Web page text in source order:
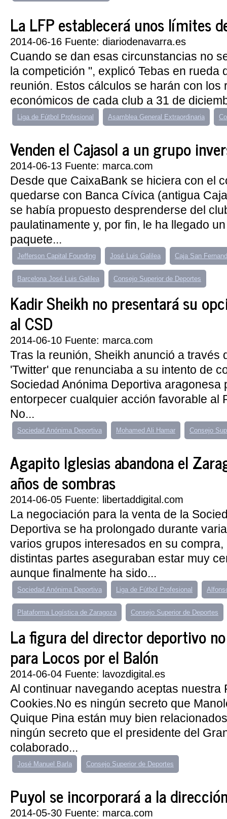
La LFP establecerá unos límites
2014-06-16 Fuente: diariodenavarra.es
Cuando se dan esas circunstancias no
la competición ", explicó Tebas en rueda
reunión. Estos cálculos se harán con los
económicos de cada club a 31 de
Liga de Fútbol Profesional Asamblea General Extraordinaria
Venden el Cajasol a un grupo
2014-06-13 Fuente: marca.com
Desde que CaixaBank se hiciera con el
quedarse con Banca Cívica (antigua
se había propuesto desprenderse del
paulatinamente y, por fin, le ha llegado
paquete...
Jefferson Capital Founding José Luis Galilea Caja San
Barcelona José Luis Galilea Consejo Superior de Deportes
Kadir Sheikh no presentará su
al CSD
2014-06-10 Fuente: marca.com
Tras la reunión, Sheikh anunció a través
'Twitter' que renunciaba a su intento de
Sociedad Anónima Deportiva aragonesa
entorpecer cualquier acción favorable al
No...
Sociedad Anónima Deportiva Mohamed Ali Hamar Consejo
Agapito Iglesias abandona el
años de sombras
2014-06-05 Fuente: libertaddigital.com
La negociación para la venta de la
Deportiva se ha prolongado durante
varios grupos interesados en su
distintas partes aseguraban estar muy
aunque finalmente ha sido...
Sociedad Anónima Deportiva Liga de Fútbol Profesional
Plataforma Logística de Zaragoza Consejo Superior de Deportes
La figura del director deportivo
para Locos por el Balón
2014-06-04 Fuente: lavozdigital.es
Al continuar navegando aceptas nuestra
Cookies.No es ningún secreto que
Quique Pina están muy bien
ningún secreto que el presidente del
colaborado...
José Manuel Barla Consejo Superior de Deportes
Puyol se incorporará a la
2014-05-30 Fuente: marca.com